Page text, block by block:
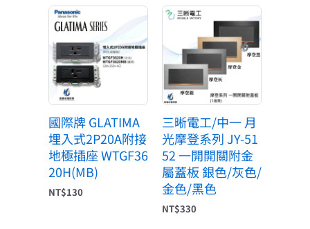
國際牌 GLATIMA
埋入式2P20A附接
地極插座 WTGF36
20H(MB)
NT$130
三晰電工/中一 月
光摩登系列 JY-51
52 一開開關附金
屬蓋板 銀色/灰色/
金色/黑色
NT$330